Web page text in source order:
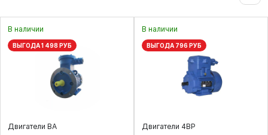
В наличии
ВЫГОДА 1 498 РУБ
Двигатели ВА
В наличии
ВЫГОДА 796 РУБ
Двигатели 4ВР